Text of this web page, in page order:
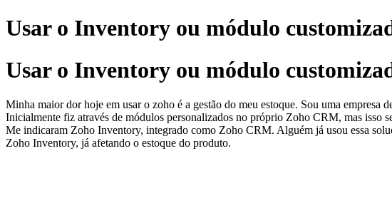
Usar o Inventory ou módulo
Usar o Inventory ou módulo
Minha maior dor hoje em usar o zoho é a gestão do meu estoque. Sou uma empresa
Inicialmente fiz através de módulos personalizados no próprio Zoho CRM, mas isso
Me indicaram Zoho Inventory, integrado como Zoho CRM. Alguém já usou essa
Zoho Inventory, já afetando o estoque do produto.